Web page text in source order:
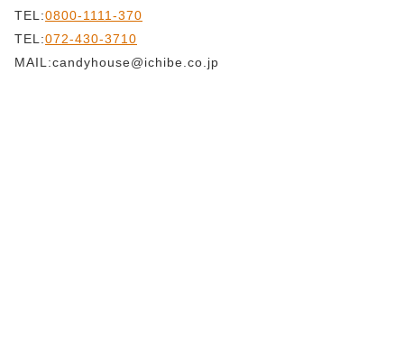
TEL:0800-1111-370
TEL:072-430-3710
MAIL:candyhouse@ichibe.co.jp